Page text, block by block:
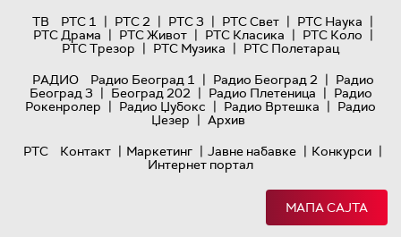
ТВ
РТС 1 | РТС 2 | РТС 3 | РТС Свет | РТС Наука |
РТС Драма | РТС Живот | РТС Класика | РТС Коло |
РТС Трезор | РТС Музика | РТС Полетарац
РАДИО
Радио Београд 1 | Радио Београд 2 | Радио
Београд 3 | Београд 202 | Радио Плетеница | Радио
Рокенролер | Радио Џубокс | Радио Вртешка | Радио
Џезер | Архив
РТС
Контакт | Маркетинг | Јавне набавке | Конкурси |
Интернет портал
МАПА САЈТА